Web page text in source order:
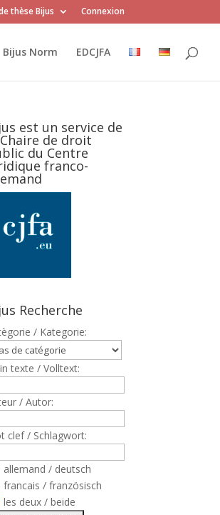
thèse Bijus Connexion
Bijus Norm EDCJFA
est un service de
de droit
du Centre
franco-
Recherche
/ Kategorie:
texte / Volltext:
/ Autor:
clef / Schlagwort:
allemand / deutsch
francais / französisch
les deux / beide